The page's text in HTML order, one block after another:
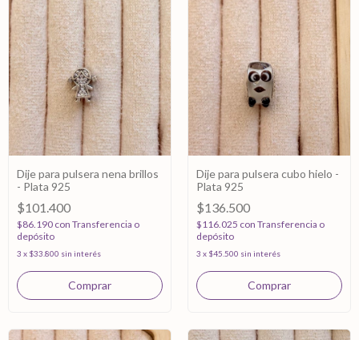
Dije para pulsera nena brillos
- Plata 925
$101.400
$86.190 con Transferencia o
depósito
3 x $33.800 sin interés
Dije para pulsera cubo hielo -
Plata 925
$136.500
$116.025 con Transferencia o
depósito
3 x $45.500 sin interés